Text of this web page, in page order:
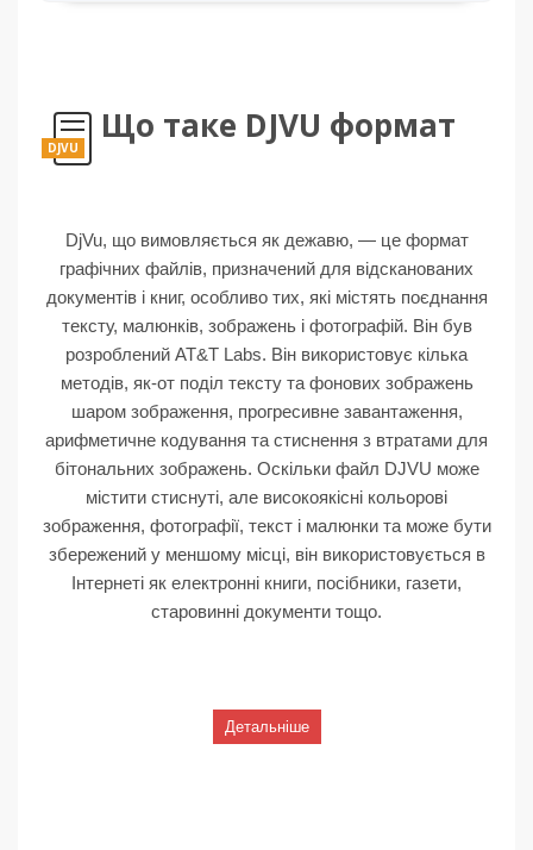
DJVU
Що таке DJVU формат
DjVu, що вимовляється як дежавю, — це формат
графічних файлів, призначений для відсканованих
документів і книг, особливо тих, які містять поєднання
тексту, малюнків, зображень і фотографій. Він був
розроблений AT&T Labs. Він використовує кілька
методів, як-от поділ тексту та фонових зображень
шаром зображення, прогресивне завантаження,
арифметичне кодування та стиснення з втратами для
бітональних зображень. Оскільки файл DJVU може
містити стиснуті, але високоякісні кольорові
зображення, фотографії, текст і малюнки та може бути
збережений у меншому місці, він використовується в
Інтернеті як електронні книги, посібники, газети,
старовинні документи тощо.
Детальніше